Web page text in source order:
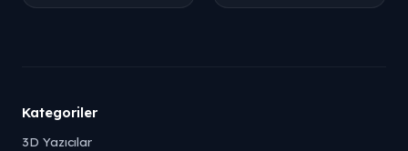
Kategoriler
3D Yazıcılar